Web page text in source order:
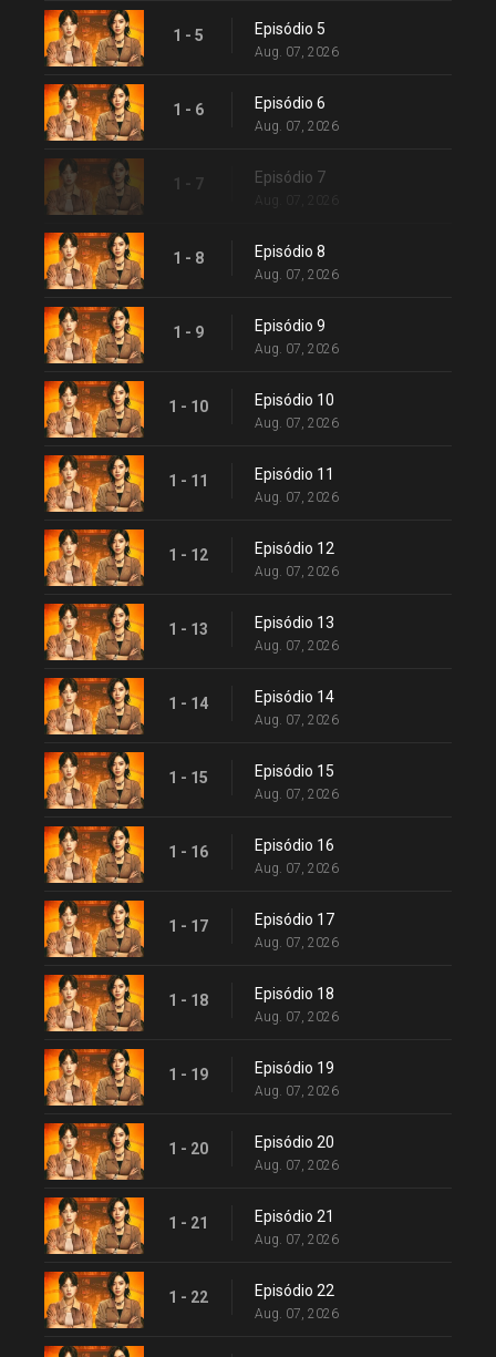
1 - 5 Episódio 5
Aug. 07, 2026
1 - 6 Episódio 6
Aug. 07, 2026
1 - 7 Episódio 7
1 - 8 Episódio 8
Aug. 07, 2026
1 - 9 Episódio 9
Aug. 07, 2026
1 - 10 Episódio 10
Aug. 07, 2026
1 - 11 Episódio 11
Aug. 07, 2026
1 - 12 Episódio 12
Aug. 07, 2026
1 - 13 Episódio 13
Aug. 07, 2026
1 - 14 Episódio 14
Aug. 07, 2026
1 - 15 Episódio 15
Aug. 07, 2026
1 - 16 Episódio 16
Aug. 07, 2026
1 - 17 Episódio 17
Aug. 07, 2026
1 - 18 Episódio 18
Aug. 07, 2026
1 - 19 Episódio 19
Aug. 07, 2026
1 - 20 Episódio 20
Aug. 07, 2026
1 - 21 Episódio 21
Aug. 07, 2026
1 - 22 Episódio 22
Aug. 07, 2026